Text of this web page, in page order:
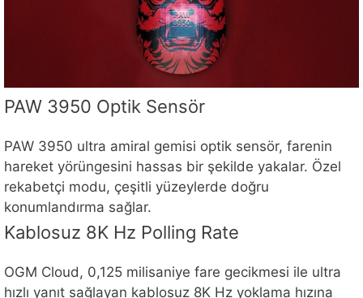
PAW 3950 Optik Sensör
PAW 3950 ultra amiral gemisi optik sensör, farenin
hareket yörüngesini hassas bir şekilde yakalar. Özel
rekabetçi modu, çeşitli yüzeylerde doğru
konumlandırma sağlar.
Kablosuz 8K Hz Polling Rate
OGM Cloud, 0,125 milisaniye fare gecikmesi ile ultra
hızlı yanıt sağlayan kablosuz 8K Hz yoklama hızına